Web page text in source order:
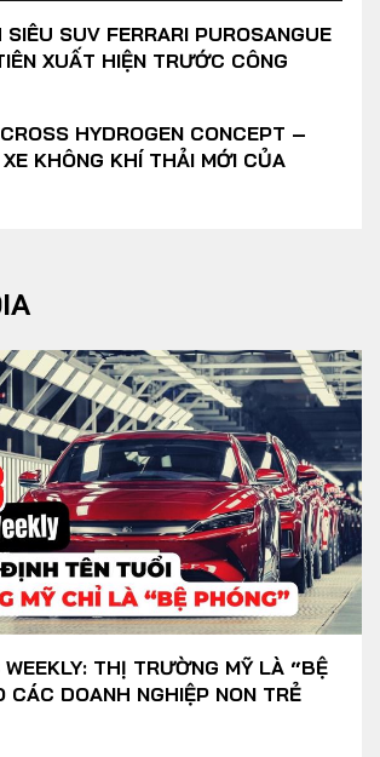
SIÊU SUV FERRARI PUROSANGUE
XUẤT HIỆN TRƯỚC CÔNG
HYDROGEN CONCEPT –
KHÔNG KHÍ THẢI MỚI CỦA
THỊ TRƯỜNG MỸ LÀ “BỆ
CÁC DOANH NGHIỆP NON TRẺ